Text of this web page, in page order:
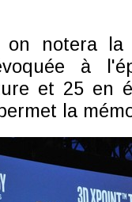
on notera
à
et 25 en
la